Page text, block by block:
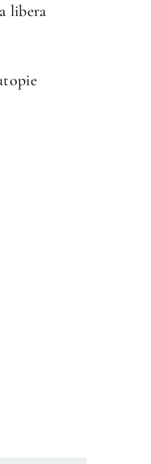
libera